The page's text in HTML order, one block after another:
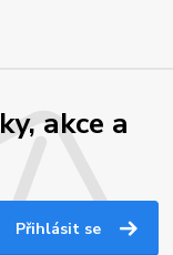
akce a
Přihlásit se